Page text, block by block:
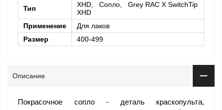
Тип
XHD, Сопло, Grey RAC X SwitchTip
XHD
Применение
Для лаков
Размер
400-499
Описание
Покрасочное сопло - деталь краскопульта,